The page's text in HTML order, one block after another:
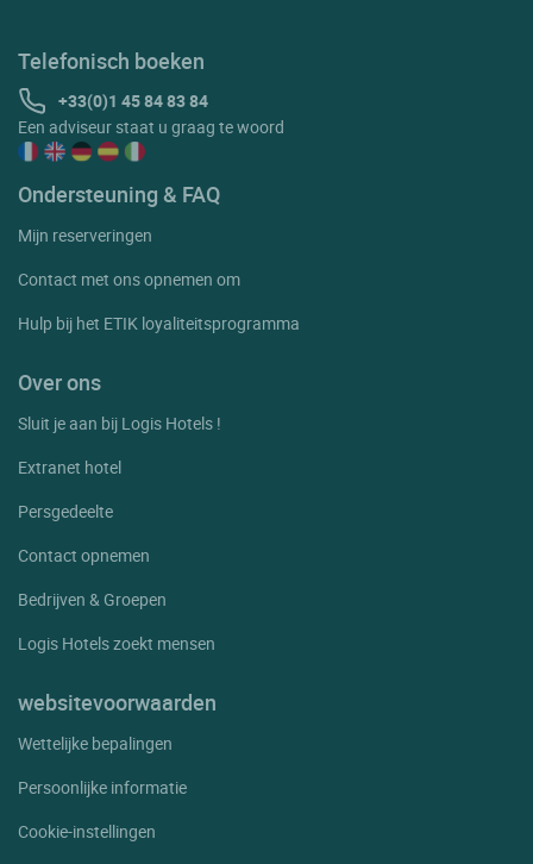
Telefonisch boeken
+33(0)1 45 84 83 84
Een adviseur staat u graag te woord
Ondersteuning & FAQ
Mijn reserveringen
Contact met ons opnemen om
Hulp bij het ETIK loyaliteitsprogramma
Over ons
Sluit je aan bij Logis Hotels !
Extranet hotel
Persgedeelte
Contact opnemen
Bedrijven & Groepen
Logis Hotels zoekt mensen
websitevoorwaarden
Wettelijke bepalingen
Persoonlijke informatie
Cookie-instellingen